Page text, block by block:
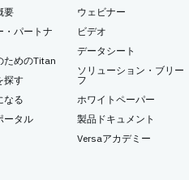
要
・パートナ
ためのTitan
探す
なる
ータル
ウェビナー
ビデオ
データシート
ソリューション・ブリー
フ
ホワイトペーパー
製品ドキュメント
Versaアカデミー